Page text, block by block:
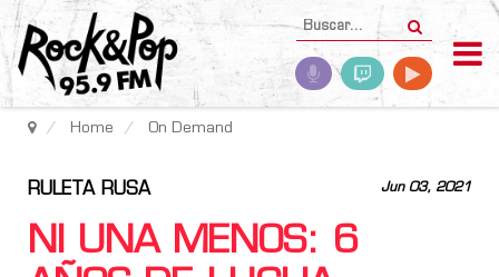
Home On Demand
Jun 03, 2021
RULETA RUSA
NI UNA MENOS: 6